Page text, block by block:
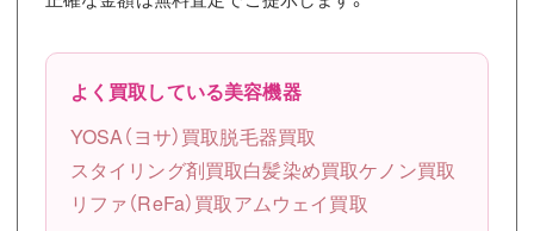
よく買取している美容機器
YOSA（ヨサ）買取脱毛器買取
スタイリング剤買取白髪染め買取ケノン買取
リファ（ReFa）買取アムウェイ買取